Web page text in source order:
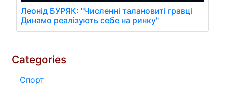
Леонід БУРЯК: "Численні талановиті гравці
Динамо реалізують себе на ринку"
Categories
Спорт